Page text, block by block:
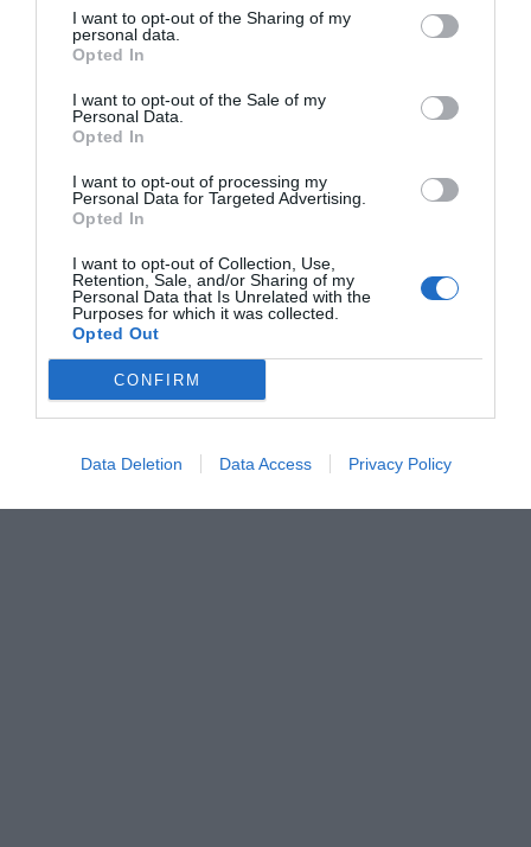
I want to opt-out of the Sharing of my
personal data.
Opted In
I want to opt-out of the Sale of my
Personal Data.
Opted In
I want to opt-out of processing my
Personal Data for Targeted Advertising.
Opted In
I want to opt-out of Collection, Use,
Retention, Sale, and/or Sharing of my
Personal Data that Is Unrelated with the
Purposes for which it was collected.
Opted Out
CONFIRM
Data Deletion Data Access Privacy Policy
situaciones frecuentes en la población adulta, desde
mejora de la composición corporal y el control del
, hasta el tratamiento nutricional de
patologías
digestivas, lasalud hormonal femenina
deportiva
. El objetivo es ayudar a los pacientes a
comprender mejor su relación con la alimentación y
facilitar cambios sostenibles a largo plazo.